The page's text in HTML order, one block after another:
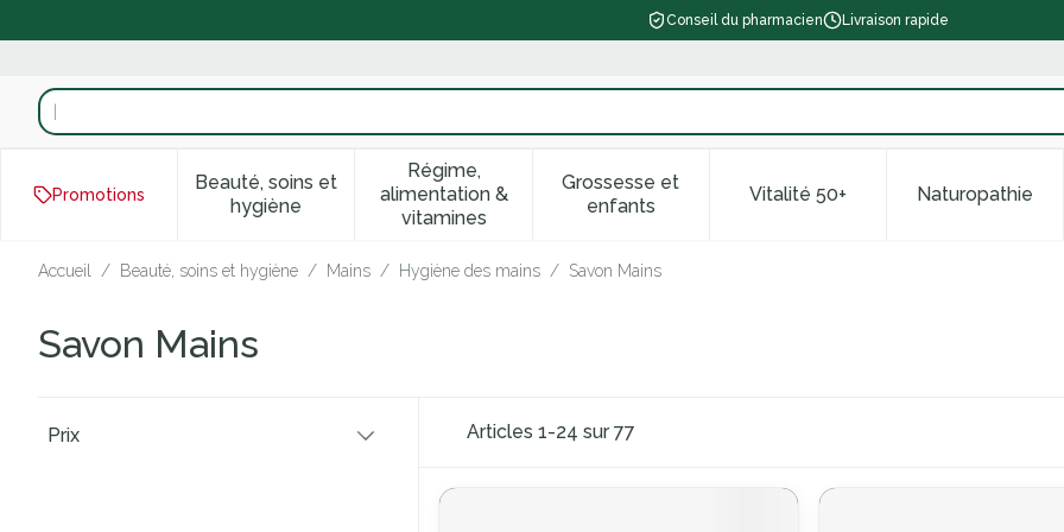
Conseil du pharmacien Livraison rapide
Rechercher
Promotions
Beauté, soins et
hygièneAfficher le sous-menu pour la catégorie Beauté, soins et hygiène
Régime,
alimentation &
vitamines
Afficher le sous-menu pour la catégorie Régime, alimentation &
Grossesse et
enfantsAfficher le sous-menu pour la catégorie
Vitalité 50+Afficher le sous-menu pour la
Naturopathie
Afficher
Accueil / Beauté, soins et hygiène / Mains / Hygiène des mains / Savon Mains
Savon Mains
Prix
Articles 1-24 sur77